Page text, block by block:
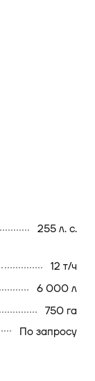
255 л. с.
12 т/ч
6 000 л
750 га
По запросу